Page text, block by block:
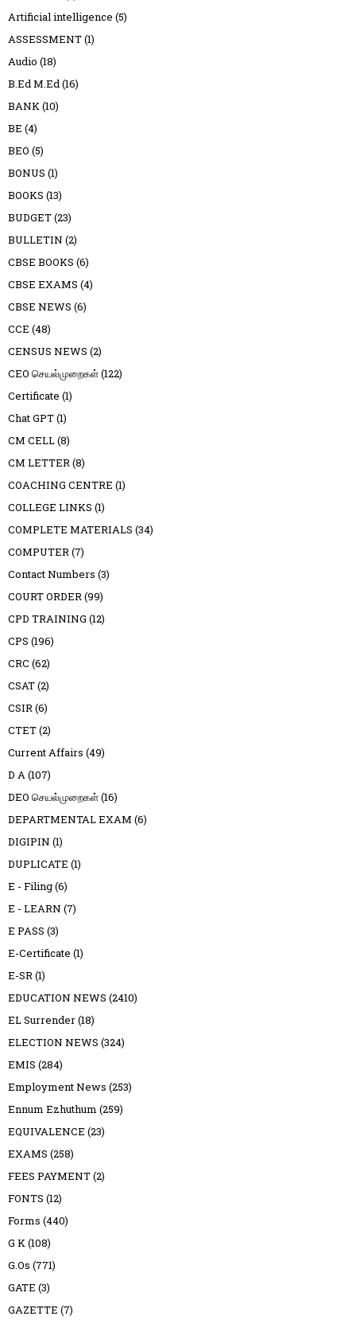
Artificial intelligence (5)
ASSESSMENT(1)
Audio (18)
B.Ed M.Ed(16)
BANK(10)
BE (4)
BEO (5)
BONUS (1)
BOOKS (13)
BUDGET(23)
BULLETIN (2)
CBSE BOOKS (6)
CBSE EXAMS (4)
CBSE NEWS (6)
CCE (48)
CENSUS NEWS (2)
CEO செயல்முறைகள்(122)
Certificate (1)
Chat GPT(1)
CM CELL(8)
CM LETTER(8)
COACHING CENTRE (1)
COLLEGE LINKS (1)
COMPLETE MATERIALS (34)
COMPUTER(7)
Contact Numbers (3)
COURT ORDER(99)
CPD TRAINING (12)
CPS (196)
CRC (62)
CSAT(2)
CSIR(6)
CTET(2)
Current Affairs (49)
D A(107)
DEO செயல்முறைகள்(16)
DEPARTMENTAL EXAM (6)
DIGIPIN (1)
DUPLICATE (1)
E - Filing(6)
E - LEARN (7)
E PASS (3)
E-Certificate (1)
E-SR(1)
EDUCATION NEWS (2410)
EL Surrender(18)
ELECTION NEWS (324)
EMIS (284)
Employment News (253)
Ennum Ezhuthum (259)
EQUIVALENCE (23)
EXAMS (258)
FEES PAYMENT(2)
FONTS (12)
Forms (440)
G K(108)
G.Os (771)
GATE (3)
GAZETTE (7)